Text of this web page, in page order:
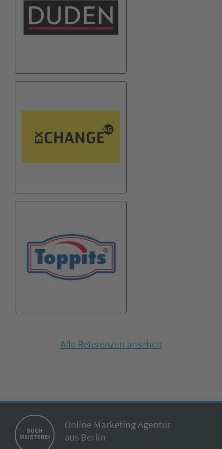
Alle Referenzen ansehen
Online Marketing Agentur
aus Berlin